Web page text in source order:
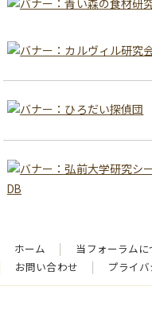
ホーム 当フォーラムに
お問い合わせ
プライ